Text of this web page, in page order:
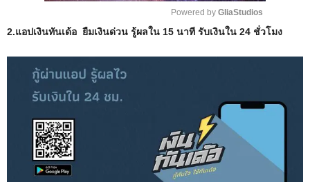
Powered by GliaStudios
2.แอปเงินทันเด้อ ยืมเงินด่วน รู้ผลใน 15 นาที รับเงินใน 24 ชั่วโมง